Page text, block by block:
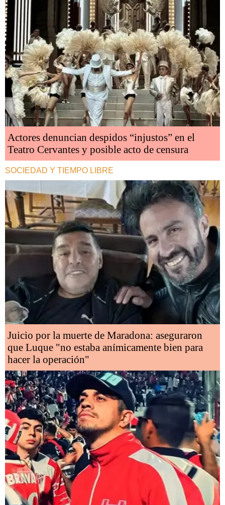
Actores denuncian despidos “injustos” en el
Teatro Cervantes y posible acto de censura
SOCIEDAD Y TIEMPO LIBRE
Juicio por la muerte de Maradona: aseguraron
que Luque "no estaba anímicamente bien para
hacer la operación"